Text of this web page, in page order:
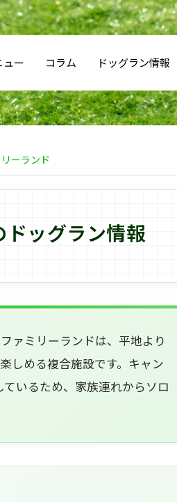
ー コラム ドッグラン情報
ーランド
ドッグラン情報
ァミリーランドは、平地より
しめる複合施設です。キャン
いるため、家族連れからソロ